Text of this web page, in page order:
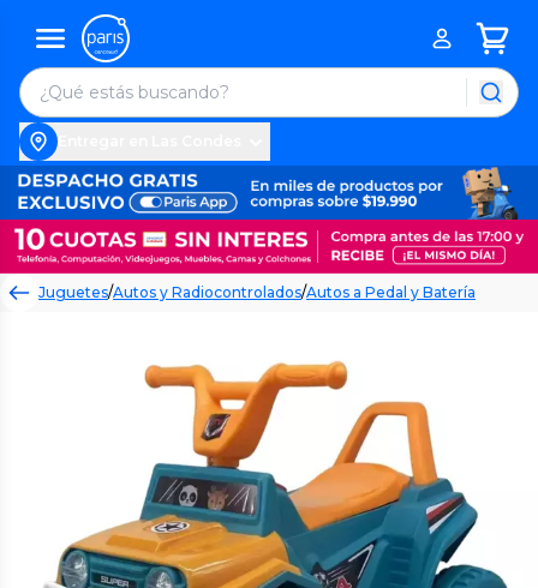
Juguetes/Autos y Radiocontrolados/Autos a Pedal y Batería